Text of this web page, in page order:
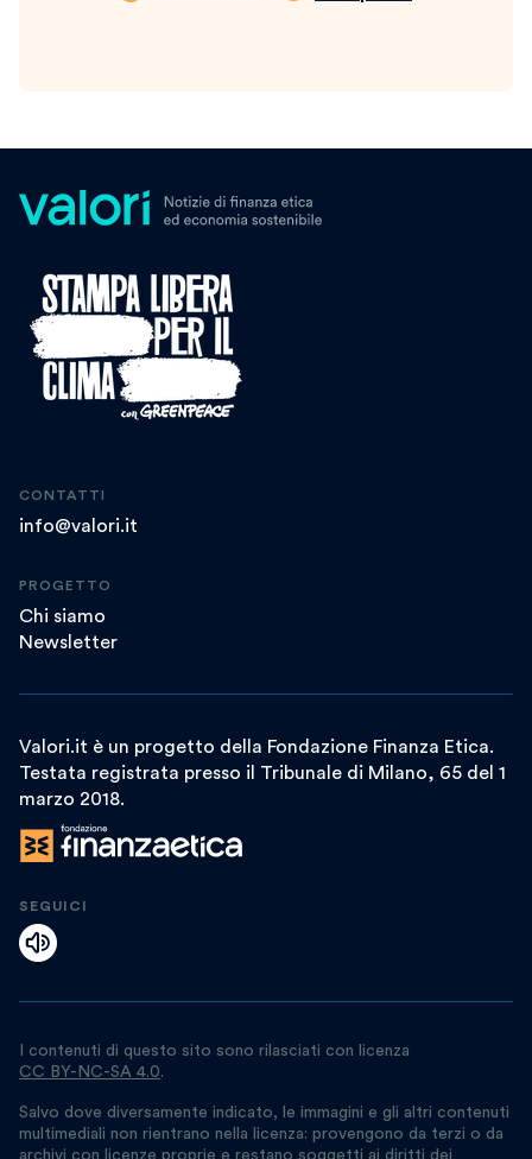
CONTATTI
info@valori.it
PROGETTO
Chi siamo
Newsletter
Valori.it è un progetto della Fondazione Finanza Etica.
Testata registrata presso il Tribunale di Milano, 65 del 1
marzo 2018.
SEGUICI
I contenuti di questo sito sono rilasciati con licenza
CC BY-NC-SA 4.0.
Salvo dove diversamente indicato, le immagini e gli altri contenuti
multimediali non rientrano nella licenza: provengono da terzi o da
archivi con licenze proprie e restano soggetti ai diritti dei